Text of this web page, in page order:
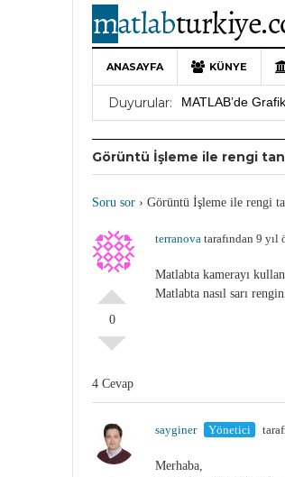
ANASAYFA KÜNYE
Duyurular:
10 Yıllık Bir
MATLAB’de
MATLAB Türkiye
MATLAB Nasıl
Görüntü İşleme ile rengi
Soru sor › Görüntü İşleme ile rengi
0
terranova tarafından 9 yıl
Matlabta kamerayı
Matlabta nasıl sarı
4 Cevap
sayginer Yönetici
Merhaba,